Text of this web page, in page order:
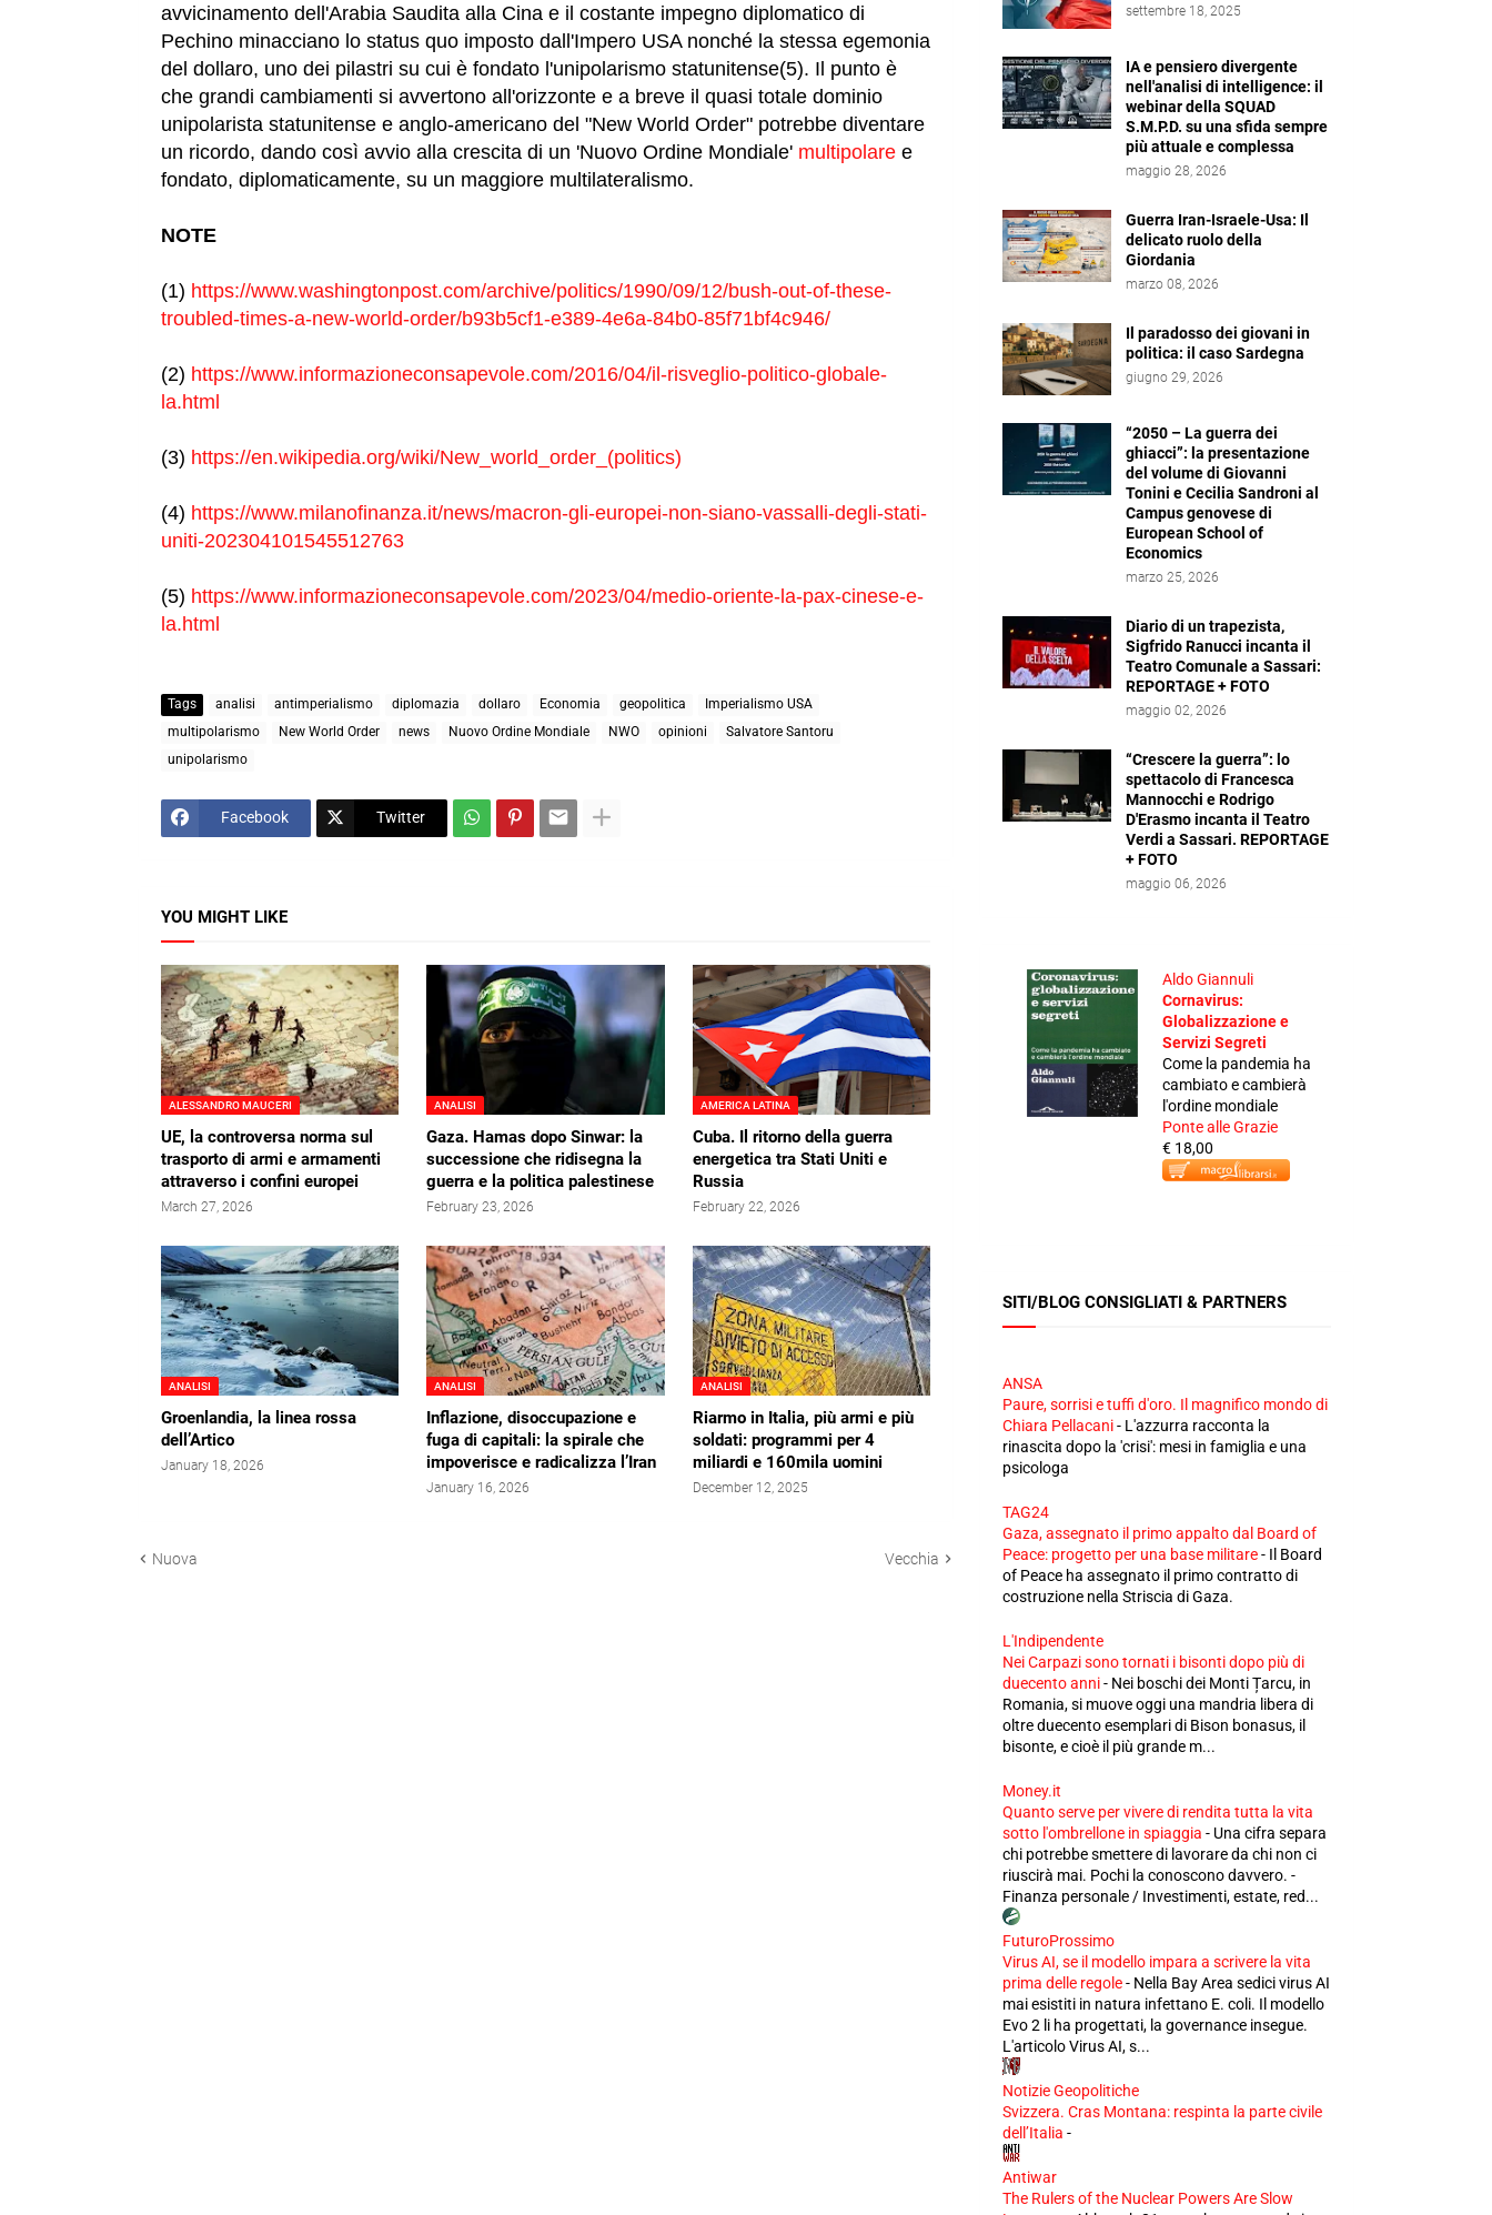
avvicinamento dell'Arabia Saudita alla Cina e il costante impegno diplomatico di
Pechino minacciano lo status quo imposto dall'Impero USA nonché la stessa egemonia
del dollaro, uno dei pilastri su cui è fondato l'unipolarismo statunitense(5). Il punto è
che grandi cambiamenti si avvertono all'orizzonte e a breve il quasi totale dominio
unipolarista statunitense e anglo-americano del "New World Order" potrebbe diventare
un ricordo, dando così avvio alla crescita di un 'Nuovo Ordine Mondiale' multipolare e
fondato, diplomaticamente, su un maggiore multilateralismo.
NOTE
(1) https://www.washingtonpost.com/archive/politics/1990/09/12/bush-out-of-these-
troubled-times-a-new-world-order/b93b5cf1-e389-4e6a-84b0-85f71bf4c946/
(2) https://www.informazioneconsapevole.com/2016/04/il-risveglio-politico-globale-
la.html
(3) https://en.wikipedia.org/wiki/New_world_order_(politics)
(4) https://www.milanofinanza.it/news/macron-gli-europei-non-siano-vassalli-degli-stati-
uniti-202304101545512763
(5) https://www.informazioneconsapevole.com/2023/04/medio-oriente-la-pax-cinese-e-
la.html
Tags analisi antimperialismo diplomazia dollaro Economia geopolitica
Imperialismo USA
multipolarismo
New World Order news Nuovo Ordine Mondiale NWO opinioni
Salvatore Santoru
unipolarismo
Facebook Twitter
YOU MIGHT LIKE
ALESSANDRO MAUCERI
UE, la controversa norma sul
trasporto di armi e armamenti
attraverso i confini europei
March 27, 2026
ANALISI
Gaza. Hamas dopo Sinwar: la
successione che ridisegna la
guerra e la politica palestinese
February 23, 2026
AMERICA LATINA
Cuba. Il ritorno della guerra
energetica tra Stati Uniti e
Russia
February 22, 2026
ANALISI
Groenlandia, la linea rossa
dell’Artico
January 18, 2026
ANALISI
Inflazione, disoccupazione e
fuga di capitali: la spirale che
impoverisce e radicalizza l’Iran
January 16, 2026
ANALISI
Riarmo in Italia, più armi e più
soldati: programmi per 4
miliardi e 160mila uomini
December 12, 2025
Nuova Vecchia
settembre 18, 2025
IA e pensiero divergente
nell'analisi di intelligence: il
webinar della SQUAD
S.M.P.D. su una sfida sempre
più attuale e complessa
maggio 28, 2026
Guerra Iran-Israele-Usa: Il
delicato ruolo della
Giordania
marzo 08, 2026
Il paradosso dei giovani in
politica: il caso Sardegna
giugno 29, 2026
“2050 – La guerra dei
ghiacci”: la presentazione
del volume di Giovanni
Tonini e Cecilia Sandroni al
Campus genovese di
European School of
Economics
marzo 25, 2026
Diario di un trapezista,
Sigfrido Ranucci incanta il
Teatro Comunale a Sassari:
REPORTAGE + FOTO
maggio 02, 2026
“Crescere la guerra”: lo
spettacolo di Francesca
Mannocchi e Rodrigo
D'Erasmo incanta il Teatro
Verdi a Sassari. REPORTAGE
+ FOTO
maggio 06, 2026
Aldo Giannuli
Cornavirus:
Globalizzazione e
Servizi Segreti
Come la pandemia ha
cambiato e cambierà
l'ordine mondiale
Ponte alle Grazie
€ 18,00
SITI/BLOG CONSIGLIATI & PARTNERS
ANSA
Paure, sorrisi e tuffi d'oro. Il magnifico mondo di
Chiara Pellacani- L'azzurra racconta la
rinascita dopo la 'crisi': mesi in famiglia e una
psicologa
TAG24
Gaza, assegnato il primo appalto dal Board of
Peace: progetto per una base militare- Il Board
of Peace ha assegnato il primo contratto di
costruzione nella Striscia di Gaza.
L'Indipendente
Nei Carpazi sono tornati i bisonti dopo più di
duecento anni- Nei boschi dei Monti Țarcu, in
Romania, si muove oggi una mandria libera di
oltre duecento esemplari di Bison bonasus, il
bisonte, e cioè il più grande m...
Money.it
Quanto serve per vivere di rendita tutta la vita
sotto l'ombrellone in spiaggia - Una cifra separa
chi potrebbe smettere di lavorare da chi non ci
riuscirà mai. Pochi la conoscono davvero. -
Finanza personale / Investimenti, estate, red...
FuturoProssimo
Virus AI, se il modello impara a scrivere la vita
prima delle regole- Nella Bay Area sedici virus AI
mai esistiti in natura infettano E. coli. Il modello
Evo 2 li ha progettati, la governance insegue.
L'articolo Virus AI, s...
Notizie Geopolitiche
Svizzera. Cras Montana: respinta la parte civile
dell’Italia -
Antiwar
The Rulers of the Nuclear Powers Are Slow